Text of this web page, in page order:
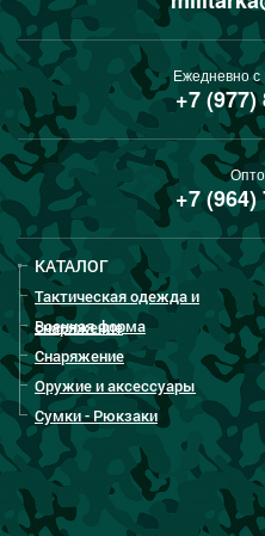
Ежедневно с
+7 (977)
+7 (964)
КАТАЛОГ
Тактическая одежда и
снаряжение
Военная форма
Снаряжение
Оружие и аксессуары
Сумки - Рюкзаки